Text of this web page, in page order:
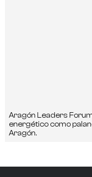
Aragón Leaders
energético como
Aragón.